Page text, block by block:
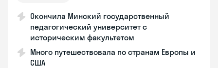
Окончила Минский государственный
педагогический университет с
историческим факультетом
Много путешествовала по странам Европы и
США